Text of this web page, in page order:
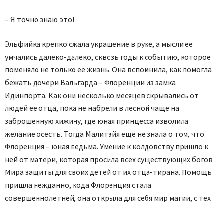
– Я точно знаю это!
Эльфийка крепко сжала украшение в руке, а мысли ее
умчались далеко-далеко, сквозь годы к событию, которое
поменяло не только ее жизнь. Она вспомнила, как помогла
бежать дочери Вальгарда – Флоренции из замка
Идинпорта. Как они несколько месяцев скрывались от
людей ее отца, пока не набрели в лесной чаще на
заброшенную хижину, где юная принцесса изволила
желание осесть. Тогда Малитэйя еще не знала о том, что
Флоренция – юная ведьма. Умение к колдовству пришло к
ней от матери, которая просила всех существующих богов
Мира защиты для своих детей от их отца-тирана. Помощь
пришла нежданно, кода Флоренция стала
совершеннолетней, она открыла для себя мир магии, с тех